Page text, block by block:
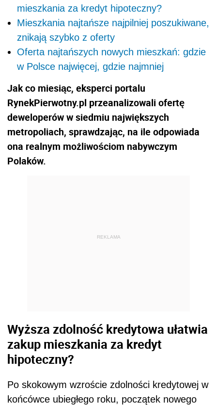
mieszkania za kredyt hipoteczny?
Mieszkania najtańsze najpilniej poszukiwane,
znikają szybko z oferty
Oferta najtańszych nowych mieszkań: gdzie
w Polsce najwięcej, gdzie najmniej
Jak co miesiąc, eksperci portalu
RynekPierwotny.pl przeanalizowali ofertę
deweloperów w siedmiu największych
metropoliach, sprawdzając, na ile odpowiada
ona realnym możliwościom nabywczym
Polaków.
REKLAMA
Wyższa zdolność kredytowa ułatwia
zakup mieszkania za kredyt
hipoteczny?
Po skokowym wzroście zdolności kredytowej w
końcówce ubiegłego roku, początek nowego